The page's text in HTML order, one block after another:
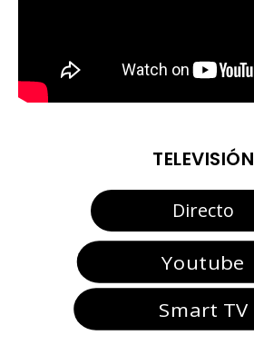
TELEVISIÓN
Directo
Youtube
Smart TV